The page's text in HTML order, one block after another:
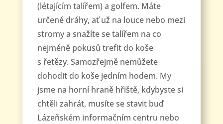
(létajícím talířem) a golfem. Máte
určené dráhy, ať už na louce nebo mezi
stromy a snažíte se talířem na co
nejméně pokusů trefit do koše
s řetězy. Samozřejmě nemůžete
dohodit do koše jedním hodem. My
jsme na horní hraně hřiště, kdybyste si
chtěli zahrát, musíte se stavit buď
Lázeňském informačním centru nebo